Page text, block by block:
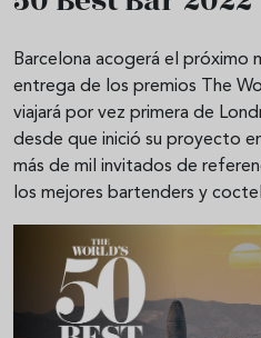
Barcelona acogerá el próximo
entrega de los premios The
viajará por vez primera de
desde que inició su proyecto
más de mil invitados de
los mejores bartenders y